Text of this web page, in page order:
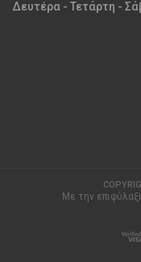
Δευτέρα - Τετάρτη -
Με την